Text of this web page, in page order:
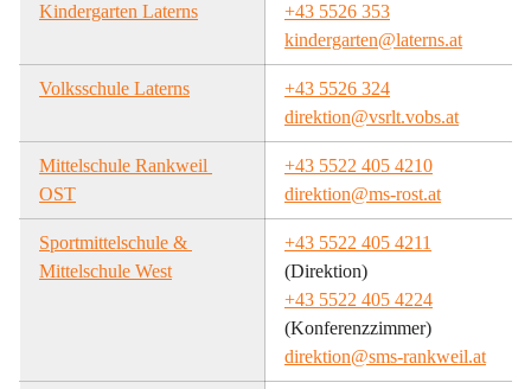
Kindergarten Laterns
+43 5526 353
kindergarten@laterns.at
Volksschule Laterns
+43 5526 324
direktion@vsrlt.vobs.at
Mittelschule Rankweil
OST
+43 5522 405 4210
direktion@ms-rost.at
Sportmittelschule &
Mittelschule West
+43 5522 405 4211
(Direktion)
+43 5522 405 4224
(Konferenzzimmer)
direktion@sms-rankweil.at